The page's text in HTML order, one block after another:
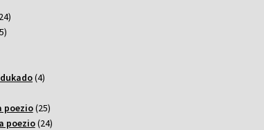
2424
15
44
poezio 2525
varoj
poezio 2424